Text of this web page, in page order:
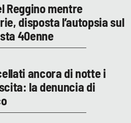
Reggino mentre
disposta l’autopsia sul
40enne
ancora di notte i
la denuncia di